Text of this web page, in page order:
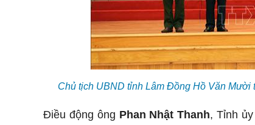
Chủ tịch UBND tỉnh Lâm Đồng Hồ Văn Mười
Điều động ông Phan Nhật Thanh, Tỉnh